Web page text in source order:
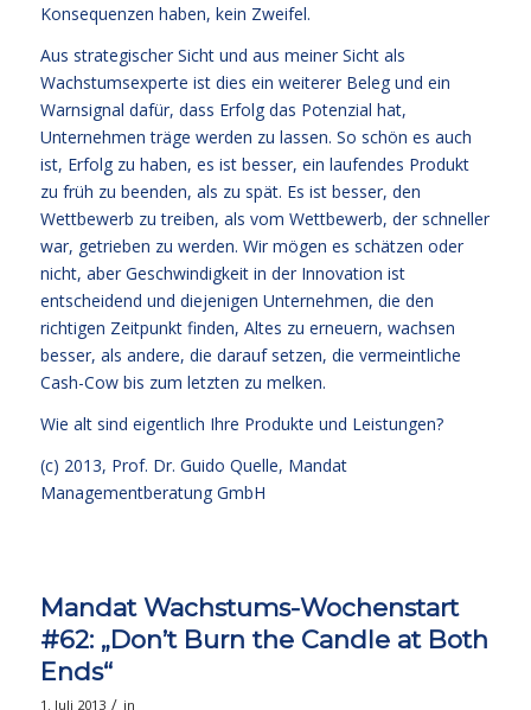
Konsequenzen haben, kein Zweifel.
Aus strategischer Sicht und aus meiner Sicht als
Wachstumsexperte ist dies ein weiterer Beleg und ein
Warnsignal dafür, dass Erfolg das Potenzial hat,
Unternehmen träge werden zu lassen. So schön es auch
ist, Erfolg zu haben, es ist besser, ein laufendes Produkt
zu früh zu beenden, als zu spät. Es ist besser, den
Wettbewerb zu treiben, als vom Wettbewerb, der schneller
war, getrieben zu werden. Wir mögen es schätzen oder
nicht, aber Geschwindigkeit in der Innovation ist
entscheidend und diejenigen Unternehmen, die den
richtigen Zeitpunkt finden, Altes zu erneuern, wachsen
besser, als andere, die darauf setzen, die vermeintliche
Cash-Cow bis zum letzten zu melken.
Wie alt sind eigentlich Ihre Produkte und Leistungen?
(c) 2013, Prof. Dr. Guido Quelle, Mandat
Managementberatung GmbH
Mandat Wachstums-Wochenstart
#62: „Don’t Burn the Candle at Both
Ends“
1. Juli 2013 / in